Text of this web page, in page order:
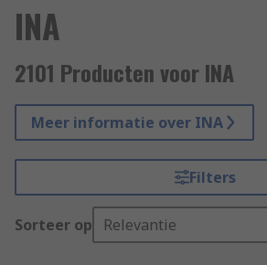
INA
2101 Producten voor INA
Meer informatie over INA
Filters
Sorteer op Relevantie